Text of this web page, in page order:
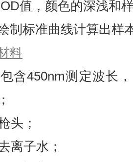
值，颜色的深浅和
制标准曲线计算出样
料
含450nm测定波长
头；
离子水；